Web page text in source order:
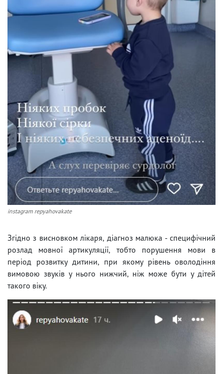
instagram repyahovakate
Згідно з висновком лікаря, діагноз малюка - специфічний
розлад мовної артикуляції, тобто порушення мови в
період розвитку дитини, при якому рівень оволодіння
вимовою звуків у нього нижчий, ніж може бути у дітей
такого віку.